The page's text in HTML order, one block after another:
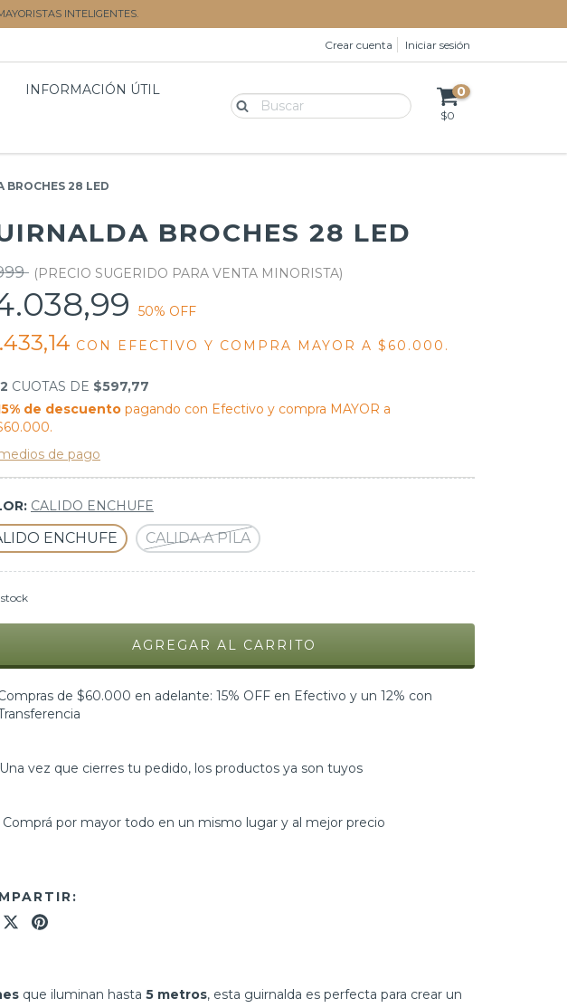
INTELIGENTES.
Crear cuenta Iniciar sesión
INFORMACIÓN ÚTIL 0
$0
BROCHES 28 LED
BROCHES 28 LED
50% OFF
CON EFECTIVO Y COMPRA MAYOR A $60.000.
CUOTAS DE $597,77
de descuentopagando con Efectivo y compra MAYOR a
de pago
CALIDO ENCHUFE
ENCHUFE CALIDA A PILA
de $60.000 en adelante: 15% OFF en Efectivo y un 12% con
Una vez que cierres tu pedido, los productos ya son tuyos
Comprá por mayor todo en un mismo lugar y al mejor precio
que iluminan hasta 5 metros, esta guirnalda es perfecta para crear un